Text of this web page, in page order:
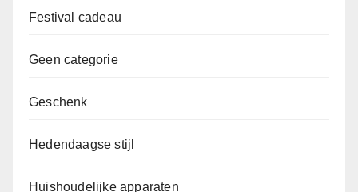
Festival cadeau
Geen categorie
Geschenk
Hedendaagse stijl
Huishoudelijke apparaten